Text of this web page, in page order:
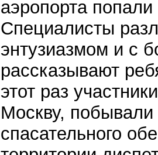
аэропорта
Специалисты
энтузиазмом и с
рассказывают
этот раз
Москву, побывали
спасательного